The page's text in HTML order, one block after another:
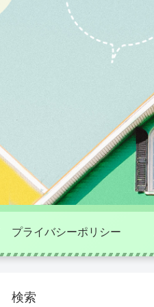
プライバシーポリシー
検索